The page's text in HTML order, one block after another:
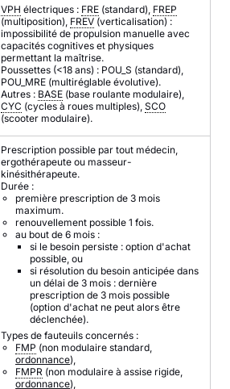
VPH électriques : FRE (standard), FREP
(multiposition), FREV (verticalisation) :
impossibilité de propulsion manuelle avec
capacités cognitives et physiques
permettant la maîtrise.
Poussettes (<18 ans) : POU_S (standard),
POU_MRE (multiréglable évolutive).
Autres : BASE (base roulante modulaire),
CYC (cycles à roues multiples), SCO
(scooter modulaire).
Prescription possible par tout médecin,
ergothérapeute ou masseur-
kinésithérapeute.
Durée :
première prescription de 3 mois
maximum.
renouvellement possible 1 fois.
au bout de 6 mois :
si le besoin persiste : option d'achat
possible, ou
si résolution du besoin anticipée dans
un délai de 3 mois : dernière
prescription de 3 mois possible
(option d'achat ne peut alors être
déclenchée).
Types de fauteuils concernés :
FMP (non modulaire standard,
ordonnance),
FMPR (non modulaire à assise rigide,
ordonnance),